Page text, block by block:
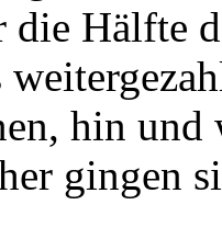
Hälfte
hin
gingen